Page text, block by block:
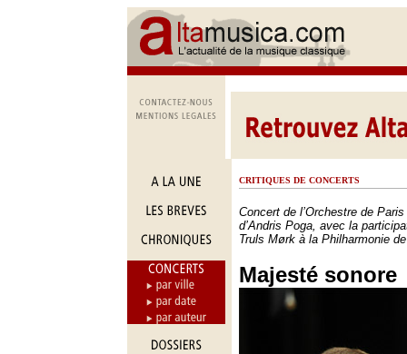
CRITIQUES DE CONCERTS
Concert de l’Orchestre de
d’Andris Poga, avec la
Truls Mørk à la Philharmonie
Majesté sonore